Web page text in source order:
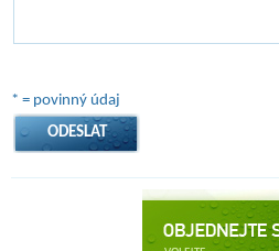
* = povinný údaj